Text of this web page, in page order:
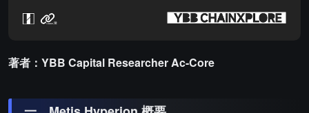
著者：YBB Capital Researcher Ac-Core